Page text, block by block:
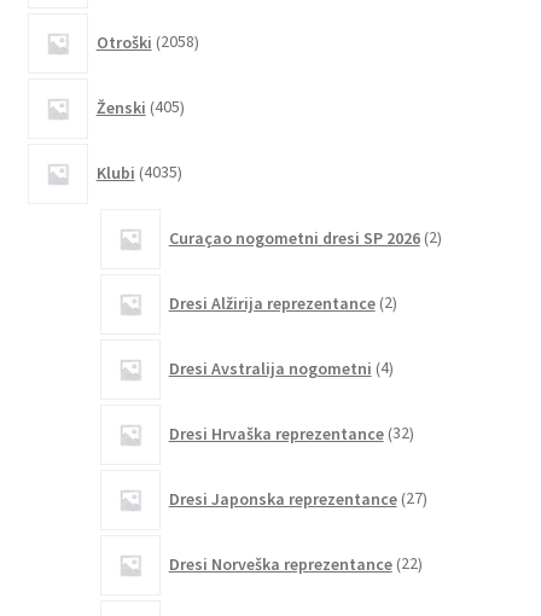
Otroški 2058izdelkov
Ženski 405izdelkov
Klubi 4035izdelkov
Curaçao nogometni dresi SP 2026 2izdelka
Dresi Alžirija reprezentance 2izdelka
Dresi Avstralija nogometni 4izdelki
Dresi Hrvaška reprezentance 32izdelkov
Dresi Japonska reprezentance 27izdelkov
Dresi Norveška reprezentance 22izdelkov